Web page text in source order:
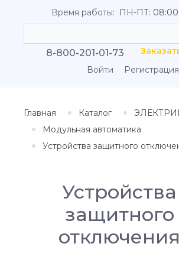
Время работы: ПН-ПТ:
8-800-201-01-73
Войти
Регистрация
Главная Каталог
Модульная автоматика
Устройства защитного
Устройства
защитного
отключения